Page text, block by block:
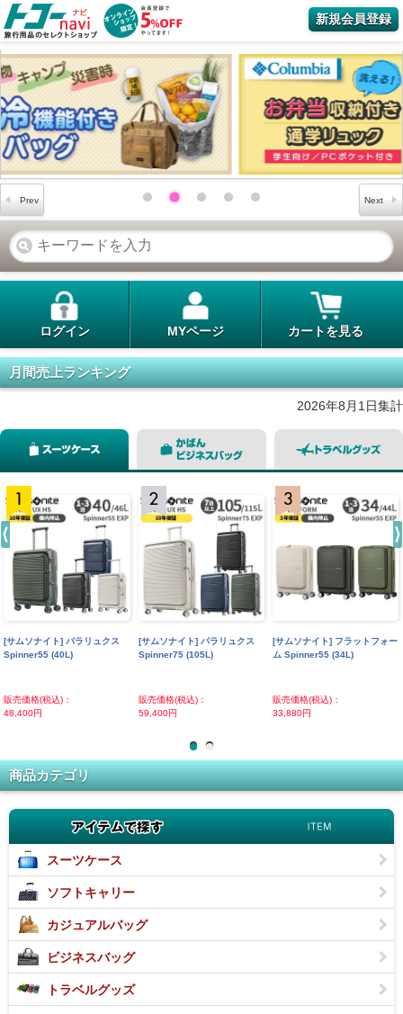
新規会員登録
ログイン MYページ カートを見る
月間売上ランキング
2026年8月1日集計
スーツケース カバン ビジネスバッグ
[サムソナイト] パラリュクス
Spinner55 (40L)
販売価格(税込)：
48,400円
[サムソナイト] パラリュクス
Spinner75 (105L)
販売価格(税込)：
59,400円
[サムソナイト] フラットフォー
ム Spinner55 (34L)
販売価格(税込)：
33,880円
[ace.GENE Label] ガジェタブ
ルエアV 20031
販売価格(税込)：
36,300円
[ace.GENE Label] プロフレッ
クス 67602
販売価格(税込)：
19,250円
[ace.GENE Label] ガジェタブ
ルエアV 20032
販売価格(税込)：
37,400円
cabeau TNE S3 THE NECK’S
EVOLUTION トラベルピロー
販売価格(税込)：
7,480円
cabeau EVOLUTION cool ト
ラベルピロー
販売価格(税込)：
8,580円
ココロ ショッピングカート プ
レーン&バイカラー
販売価格(税込)：
5,390円
商品カテゴリ
スーツケース
スーツケース
ソフトキャリー
ソフトキャリー
カジュアルバッグ
カジュアルバッグ
ビジネスバッグ
ビジネスバッグ
トラベルグッズ
トラベルグッズ